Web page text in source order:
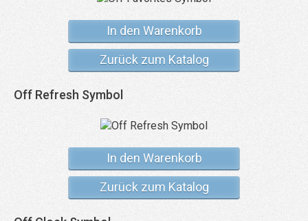
In den Warenkorb
Zurück zum Katalog
Off Refresh Symbol
In den Warenkorb
Zurück zum Katalog